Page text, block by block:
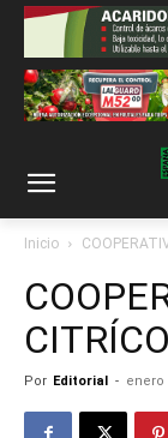
Inicio
Por Editorial - enero